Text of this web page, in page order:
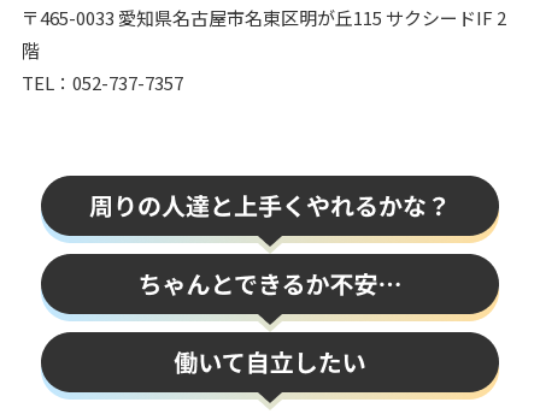
〒465-0033 愛知県名古屋市名東区明が丘115 サクシードIF 2
階
TEL：052-737-7357